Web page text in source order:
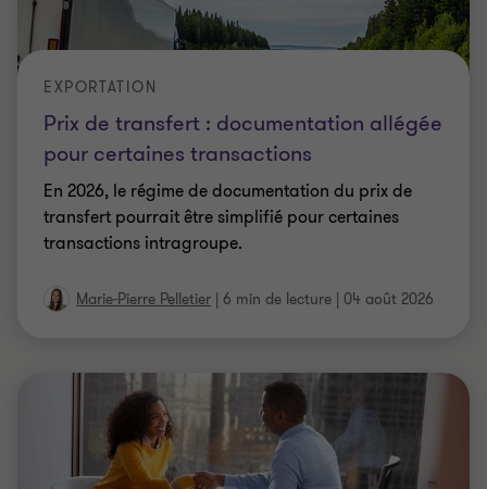
Prix de transfert : documentation allégée
pour certaines transactions
EXPORTATION
En 2026, le régime de documentation du prix de
transfert pourrait être simplifié pour certaines
transactions intragroupe.
Marie-Pierre Pelletier | 6 min de lecture | 04 août 2026